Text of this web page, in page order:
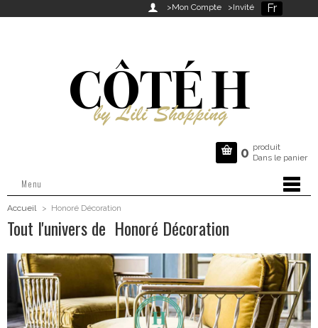
Fr
 >Mon Compte >Invité
 0 produit
Dans le panier
Menu
Accueil > Honoré Décoration
Tout l'univers de Honoré Décoration